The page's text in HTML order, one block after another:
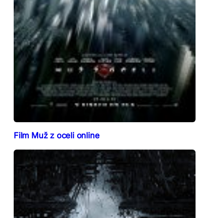
Film Muž z oceli online